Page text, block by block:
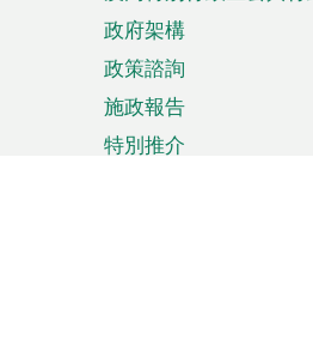
政府架構
政策諮詢
施政報告
特別推介